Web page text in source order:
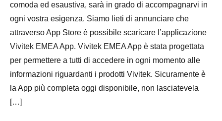
comoda ed esaustiva, sarà in grado di accompagnarvi in
ogni vostra esigenza. Siamo lieti di annunciare che
attraverso App Store è possibile scaricare l’applicazione
Vivitek EMEA App. Vivitek EMEA App è stata progettata
per permettere a tutti di accedere in ogni momento alle
informazioni riguardanti i prodotti Vivitek. Sicuramente è
la App più completa oggi disponibile, non lasciatevela
[…]